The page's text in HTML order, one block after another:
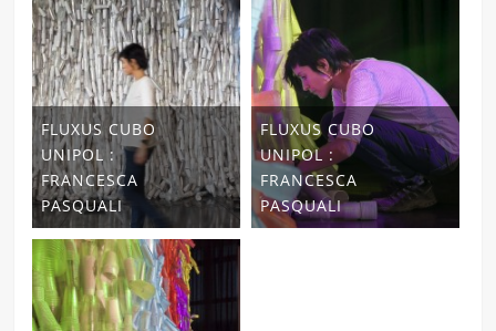
FLUXUS CUBO
UNIPOL :
FRANCESCA
PASQUALI
FLUXUS CUBO
UNIPOL :
FRANCESCA
PASQUALI